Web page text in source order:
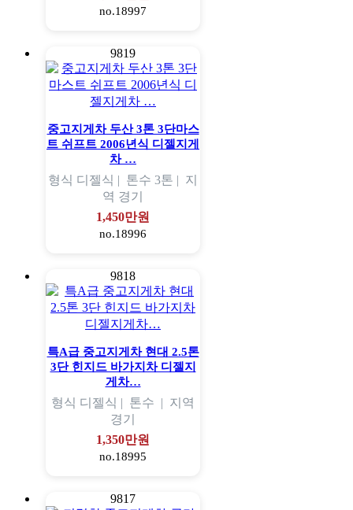
no.18997
9819
중고지게차 두산 3톤 3단마스
트 쉬프트 2006년식 디젤지게
차 …
형식 디젤식 | 톤수 3톤 | 지
역 경기
1,450만원
no.18996
9818
특A급 중고지게차 현대 2.5톤
3단 힌지드 바가지차 디젤지
게차…
형식 디젤식 | 톤수 | 지역
경기
1,350만원
no.18995
9817